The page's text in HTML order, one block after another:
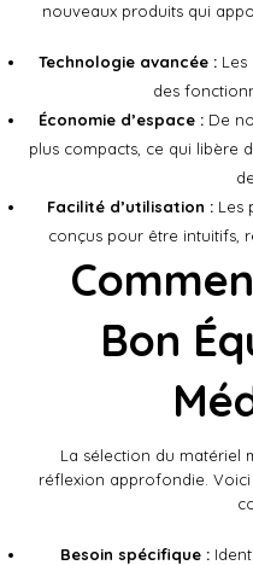
nouveaux produits qui
Technologie avancée :Les
des
Économie d’espace :De
plus compacts, ce qui libère
Facilité d’utilisation :Les
conçus pour être intuitifs,
Bon
La sélection du matériel
réflexion approfondie.
Besoin spécifique :